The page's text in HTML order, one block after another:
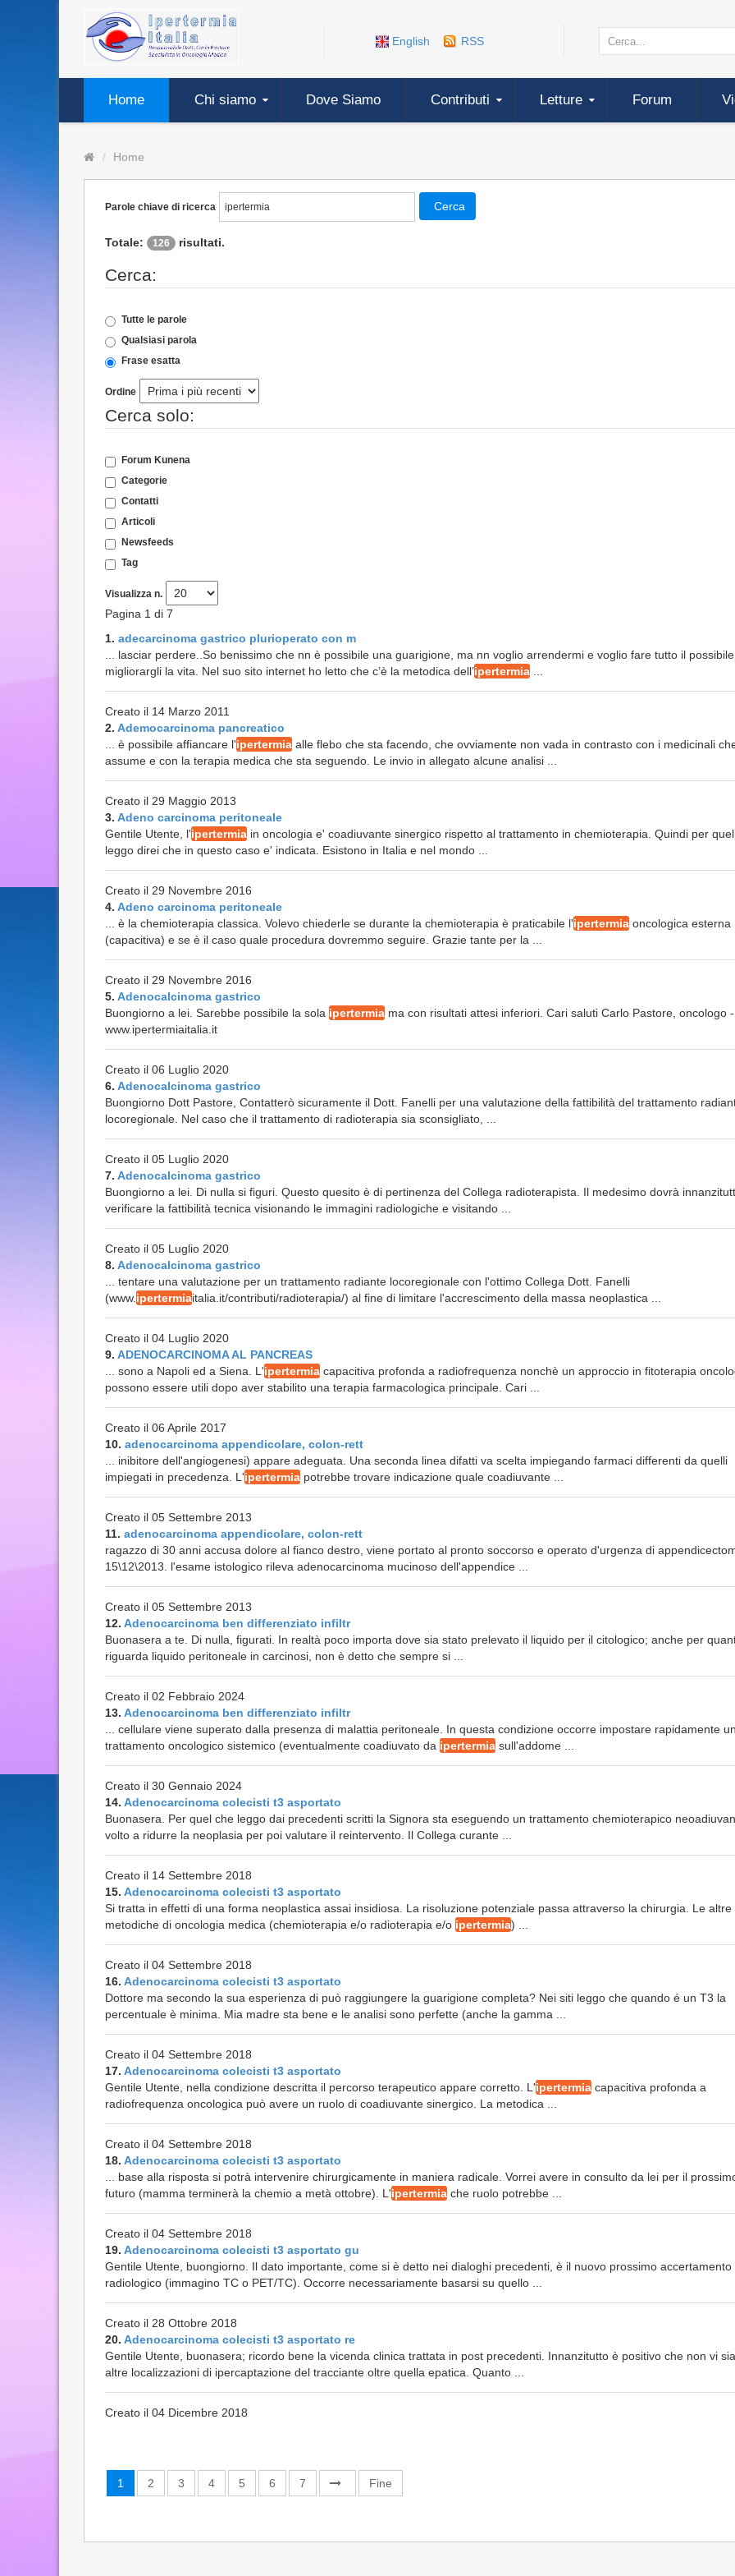
English RSS
Home Chi siamo Dove Siamo Contributi Letture Forum
Home
Parole chiave di ricerca Cerca
Totale: 126 risultati.
Cerca:
Tutte le parole
Qualsiasi parola
Frase esatta
Ordine
Cerca solo:
Forum Kunena
Categorie
Contatti
Articoli
Newsfeeds
Tag
Visualizza n.
Pagina 1 di 7
1. adecarcinoma gastrico plurioperato con m
... lasciar perdere..So benissimo che nn è possibile una guarigione, ma nn voglio arrendermi e voglio fare tutto il
migliorargli la vita. Nel suo sito internet ho letto che c’è la metodica dell’ipertermia
Creato il 14 Marzo 2011
2. Ademocarcinoma pancreatico
... è possibile affiancare l'ipertermia alle flebo che sta facendo, che ovviamente non vada in contrasto con i medicinali
assume e con la terapia medica che sta seguendo. Le invio in allegato alcune analisi ...
Creato il 29 Maggio 2013
3. Adeno carcinoma peritoneale
Gentile Utente, l'ipertermia in oncologia e' coadiuvante sinergico rispetto al trattamento in chemioterapia. Quindi per
leggo direi che in questo caso e' indicata. Esistono in Italia e nel mondo ...
Creato il 29 Novembre 2016
4. Adeno carcinoma peritoneale
... è la chemioterapia classica. Volevo chiederle se durante la chemioterapia è praticabile l'ipertermia oncologica esterna
(capacitiva) e se è il caso quale procedura dovremmo seguire. Grazie tante per la ...
Creato il 29 Novembre 2016
5. Adenocalcinoma gastrico
Buongiorno a lei. Sarebbe possibile la sola ipertermia ma con risultati attesi inferiori. Cari saluti Carlo Pastore, oncologo -
www.ipertermiaitalia.it
Creato il 06 Luglio 2020
6. Adenocalcinoma gastrico
Buongiorno Dott Pastore, Contatterò sicuramente il Dott. Fanelli per una valutazione della fattibilità del trattamento
locoregionale. Nel caso che il trattamento di radioterapia sia sconsigliato, ...
Creato il 05 Luglio 2020
7. Adenocalcinoma gastrico
Buongiorno a lei. Di nulla si figuri. Questo quesito è di pertinenza del Collega radioterapista. Il medesimo dovrà
verificare la fattibilità tecnica visionando le immagini radiologiche e visitando ...
Creato il 05 Luglio 2020
8. Adenocalcinoma gastrico
... tentare una valutazione per un trattamento radiante locoregionale con l'ottimo Collega Dott. Fanelli
(www. ipertermiaitalia.it/contributi/radioterapia/) al fine di limitare l'accrescimento della massa neoplastica ...
Creato il 04 Luglio 2020
9. ADENOCARCINOMA AL PANCREAS
... sono a Napoli ed a Siena. L'ipertermia capacitiva profonda a radiofrequenza nonchè un approccio in fitoterapia
possono essere utili dopo aver stabilito una terapia farmacologica principale. Cari ...
Creato il 06 Aprile 2017
10. adenocarcinoma appendicolare, colon-rett
... inibitore dell'angiogenesi) appare adeguata. Una seconda linea difatti va scelta impiegando farmaci differenti da quelli
impiegati in precedenza. L'ipertermia potrebbe trovare indicazione quale coadiuvante ...
Creato il 05 Settembre 2013
11. adenocarcinoma appendicolare, colon-rett
ragazzo di 30 anni accusa dolore al fianco destro, viene portato al pronto soccorso e operato d'urgenza di
15\12\2013. l'esame istologico rileva adenocarcinoma mucinoso dell'appendice ...
Creato il 05 Settembre 2013
12. Adenocarcinoma ben differenziato infiltr
Buonasera a te. Di nulla, figurati. In realtà poco importa dove sia stato prelevato il liquido per il citologico; anche per
riguarda liquido peritoneale in carcinosi, non è detto che sempre si ...
Creato il 02 Febbraio 2024
13. Adenocarcinoma ben differenziato infiltr
... cellulare viene superato dalla presenza di malattia peritoneale. In questa condizione occorre impostare rapidamente
trattamento oncologico sistemico (eventualmente coadiuvato da ipertermia sull'addome ...
Creato il 30 Gennaio 2024
14. Adenocarcinoma colecisti t3 asportato
Buonasera. Per quel che leggo dai precedenti scritti la Signora sta eseguendo un trattamento chemioterapico
volto a ridurre la neoplasia per poi valutare il reintervento. Il Collega curante ...
Creato il 14 Settembre 2018
15. Adenocarcinoma colecisti t3 asportato
Si tratta in effetti di una forma neoplastica assai insidiosa. La risoluzione potenziale passa attraverso la chirurgia. Le altre
metodiche di oncologia medica (chemioterapia e/o radioterapia e/o ipertermia) ...
Creato il 04 Settembre 2018
16. Adenocarcinoma colecisti t3 asportato
Dottore ma secondo la sua esperienza di può raggiungere la guarigione completa? Nei siti leggo che quando é un T3 la
percentuale è minima. Mia madre sta bene e le analisi sono perfette (anche la gamma ...
Creato il 04 Settembre 2018
17. Adenocarcinoma colecisti t3 asportato
Gentile Utente, nella condizione descritta il percorso terapeutico appare corretto. L'ipertermia capacitiva profonda a
radiofrequenza oncologica può avere un ruolo di coadiuvante sinergico. La metodica ...
Creato il 04 Settembre 2018
18. Adenocarcinoma colecisti t3 asportato
... base alla risposta si potrà intervenire chirurgicamente in maniera radicale. Vorrei avere in consulto da lei per il
futuro (mamma terminerà la chemio a metà ottobre). L'ipertermia che ruolo potrebbe ...
Creato il 04 Settembre 2018
19. Adenocarcinoma colecisti t3 asportato gu
Gentile Utente, buongiorno. Il dato importante, come si è detto nei dialoghi precedenti, è il nuovo prossimo accertamento
radiologico (immagino TC o PET/TC). Occorre necessariamente basarsi su quello ...
Creato il 28 Ottobre 2018
20. Adenocarcinoma colecisti t3 asportato re
Gentile Utente, buonasera; ricordo bene la vicenda clinica trattata in post precedenti. Innanzitutto è positivo che non vi
altre localizzazioni di ipercaptazione del tracciante oltre quella epatica. Quanto ...
Creato il 04 Dicembre 2018
1 2 3 4 5 6 7 Fine